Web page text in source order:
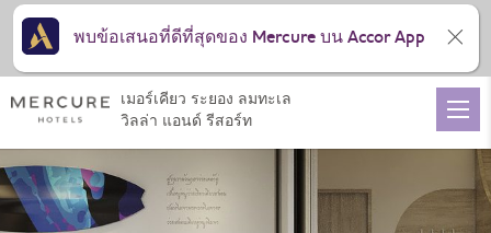
เมอร์เคียว ระยอง ลมทะเล
วิลล่า แอนด์ รีสอร์ท
พบข้อเสนอที่ดีที่สุดของ Mercure บน Accor App